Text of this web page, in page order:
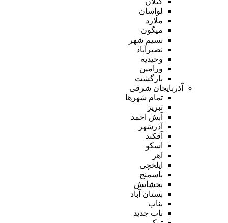
لواسان
ملارد
میگون
نسیم شهر
نصیرآباد
وحیدیه
ورامین
بازگشت
آذربایجان شرقی
تمام شهر‌ها
تبریز
آبش احمد
آذرشهر
آقکند
اسکو
اهر
ایلخچی
باسمنج
بخشایش
بستان آباد
بناب
ناب جدید